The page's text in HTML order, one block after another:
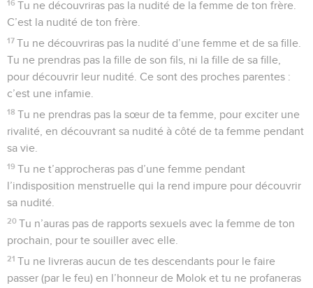
16 Tu ne découvriras pas la nudité de la femme de ton frère.
C’est la nudité de ton frère.
17 Tu ne découvriras pas la nudité d’une femme et de sa fille.
Tu ne prendras pas la fille de son fils, ni la fille de sa fille,
pour découvrir leur nudité. Ce sont des proches parentes :
c’est une infamie.
18 Tu ne prendras pas la sœur de ta femme, pour exciter une
rivalité, en découvrant sa nudité à côté de ta femme pendant
sa vie.
19 Tu ne t’approcheras pas d’une femme pendant
l’indisposition menstruelle qui la rend impure pour découvrir
sa nudité.
20 Tu n’auras pas de rapports sexuels avec la femme de ton
prochain, pour te souiller avec elle.
21 Tu ne livreras aucun de tes descendants pour le faire
passer (par le feu) en l’honneur de Molok et tu ne profaneras